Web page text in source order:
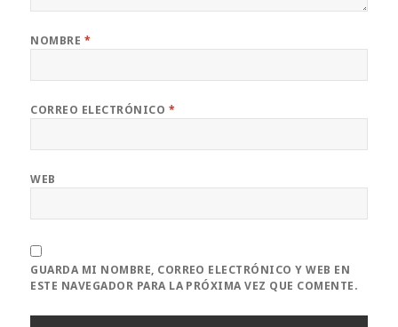
NOMBRE *
CORREO ELECTRÓNICO *
WEB
GUARDA MI NOMBRE, CORREO ELECTRÓNICO Y WEB EN
ESTE NAVEGADOR PARA LA PRÓXIMA VEZ QUE COMENTE.